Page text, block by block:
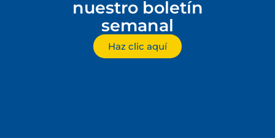
nuestro boletín
semanal
Haz clic aquí